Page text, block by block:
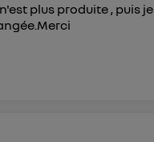
plus produite , puis je